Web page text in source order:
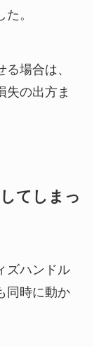
。
場合は、
失の出方ま
てしまっ
ズハンドル
同時に動か